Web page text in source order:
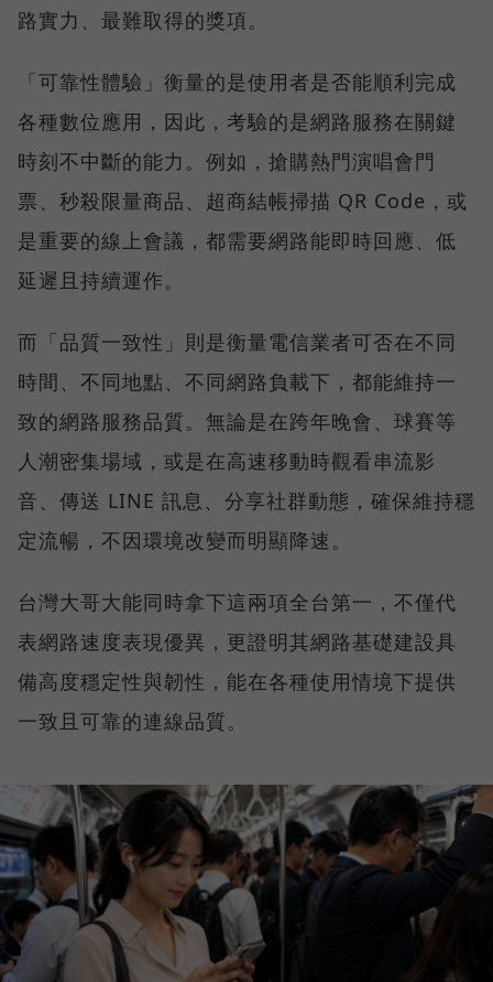
路實力、最難取得的獎項。
「可靠性體驗」衡量的是使用者是否能順利完成
各種數位應用，因此，考驗的是網路服務在關鍵
時刻不中斷的能力。例如，搶購熱門演唱會門
票、秒殺限量商品、超商結帳掃描 QR Code，或
是重要的線上會議，都需要網路能即時回應、低
延遲且持續運作。
而「品質一致性」則是衡量電信業者可否在不同
時間、不同地點、不同網路負載下，都能維持一
致的網路服務品質。無論是在跨年晚會、球賽等
人潮密集場域，或是在高速移動時觀看串流影
音、傳送 LINE 訊息、分享社群動態，確保維持穩
定流暢，不因環境改變而明顯降速。
台灣大哥大能同時拿下這兩項全台第一，不僅代
表網路速度表現優異，更證明其網路基礎建設具
備高度穩定性與韌性，能在各種使用情境下提供
一致且可靠的連線品質。